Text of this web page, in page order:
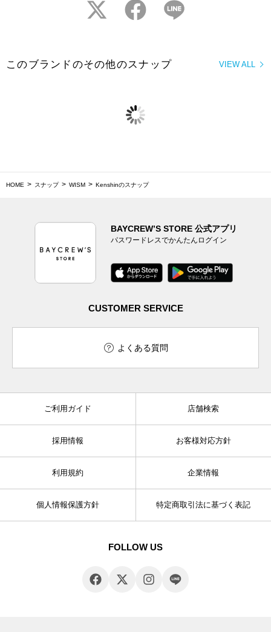
twitter facebook
VIEW ALL
このブランドのその他のスナップ
HOME スナップ WISM Kenshinのスナップ
BAYCREW’S STORE 公式アプリ
パスワードレスでかんたんログイン
CUSTOMER SERVICE
よくある質問
ご利用ガイド 店舗検索
採用情報 お客様対応方針
利用規約 企業情報
個人情報保護方針 特定商取引法に基づく表記
FOLLOW US